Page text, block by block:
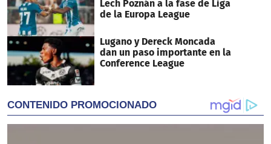
Lech Poznán a la fase de Liga
de la Europa League
Lugano y Dereck Moncada
dan un paso importante en la
Conference League